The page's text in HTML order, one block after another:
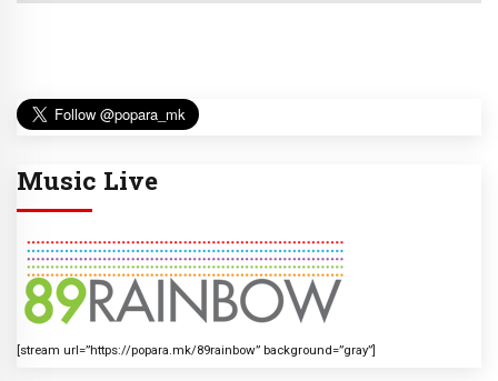
Music Live
[stream url=”https://popara.mk/89rainbow” background=”gray”]